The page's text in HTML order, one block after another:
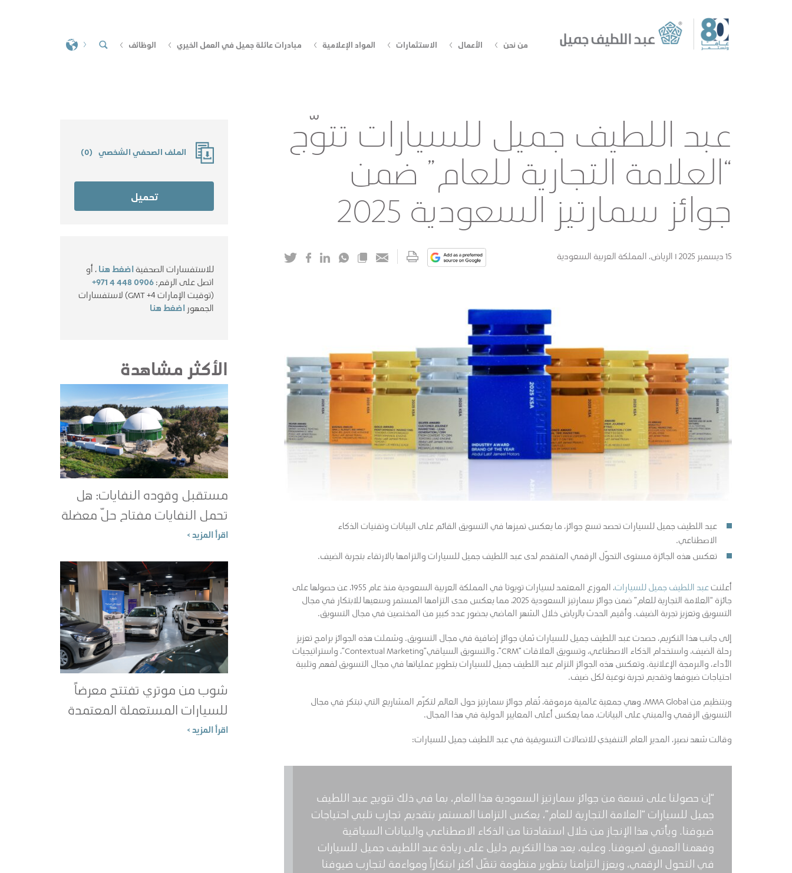
من نحن الأعمال الاستثمارات المواد الإعلامية مبادرات عائلة جميل في العمل الخيري الوظائف
عبد اللطيف جميل للسيارات تتوّج
“العلامة التجارية للعام” ضمن
جوائز سمارتيز السعودية 2025
15 ديسمبر 2025 I الرياض، المملكة العربية السعودية
عبد اللطيف جميل للسيارات تحصد تسع جوائز، ما يعكس تميزها في التسويق القائم على البيانات وتقنيات الذكاء
الاصطناعي.
تعكس هذه الجائزة مستوى التحوّل الرقمي المتقدم لدى عبد اللطيف جميل للسيارات والتزامها بالارتقاء بتجربة الضيف.
أعلنتعبد اللطيف جميل للسيارات
، الموزع المعتمد لسيارات تويوتا في المملكة العربية السعودية منذ عام 1955، عن حصولها على
جائزة “العلامة التجارية للعام” ضمن جوائز سمارتيز السعودية 2025، مما يعكس مدى التزامها المستمر وسعيها للابتكار في مجال
التسويق وتعزيز تجربة الضيف. وأقيم الحدث بالرياض خلال الشهر الماضي بحضور عدد كبير من المختصين في مجال التسويق.
إلى جانب هذا التكريم، حصدت عبد اللطيف جميل للسيارات ثمان جوائز إضافية في مجال التسويق. وشملت هذه الجوائز برامج تعزيز
رحلة الضيف، واستخدام الذكاء الاصطناعي، وتسويق العلاقات “CRM”، والتسويق السياقي”Contextual Marketing”، واستراتيجيات
الأداء، والبرمجة الإعلانية. وتعكس هذه الجوائز التزام عبد اللطيف جميل للسيارات بتطوير عملياتها في مجال التسويق لفهم وتلبية
احتياجات ضيوفها وتقديم تجربة نوعية لكل ضيف.
وبتنظيم من MMA Global، وهي جمعية عالمية مرموقة، تُقام جوائز سمارتيز حول العالم لتكرّم المشاريع التي تبتكر في مجال
التسويق الرقمي والمبني على البيانات، مما يعكس أعلى المعايير الدولية في هذا المجال.
وقالت شهد نصير، المدير العام التنفيذي للاتصالات التسويقية في عبد اللطيف جميل للسيارات:
“إن حصولنا على تسعة من جوائز سمارتيز السعودية هذا العام، بما في ذلك تتويج عبد اللطيف
جميل للسيارات “العلامة التجارية للعام”، يعكس التزامنا المستمر بتقديم تجارب تلبي احتياجات
ضيوفنا. ويأتي هذا الإنجاز من خلال استفادتنا من الذكاء الاصطناعي والبيانات السياقية
وفهمنا العميق لضيوفنا. وعليه، يعد هذا التكريم دليل على ريادة عبد اللطيف جميل للسيارات
في التحول الرقمي، ويعزز التزامنا بتطوير منظومة تنقّل أكثر ابتكاراً ومواءمة لتجارب ضيوفنا
الملف الصحفي الشخصي (
0
)
تحميل
للاستفسارات الصحفيةاضغط هنا، أو
اتصل على الرقم:+971 4 448 0906
(توقيت الإمارات GMT +4) لاستفسارات
الجمهور اضغط هنا
الأكثر مشاهدة
مستقبل وقوده النفايات: هل
تحمل النفايات مفتاح حلّ معضلة
الطاقة؟
اقرأ المزيد >
شوب من موتري تفتتح معرضاً
للسيارات المستعملة المعتمدة
في جدة
اقرأ المزيد >